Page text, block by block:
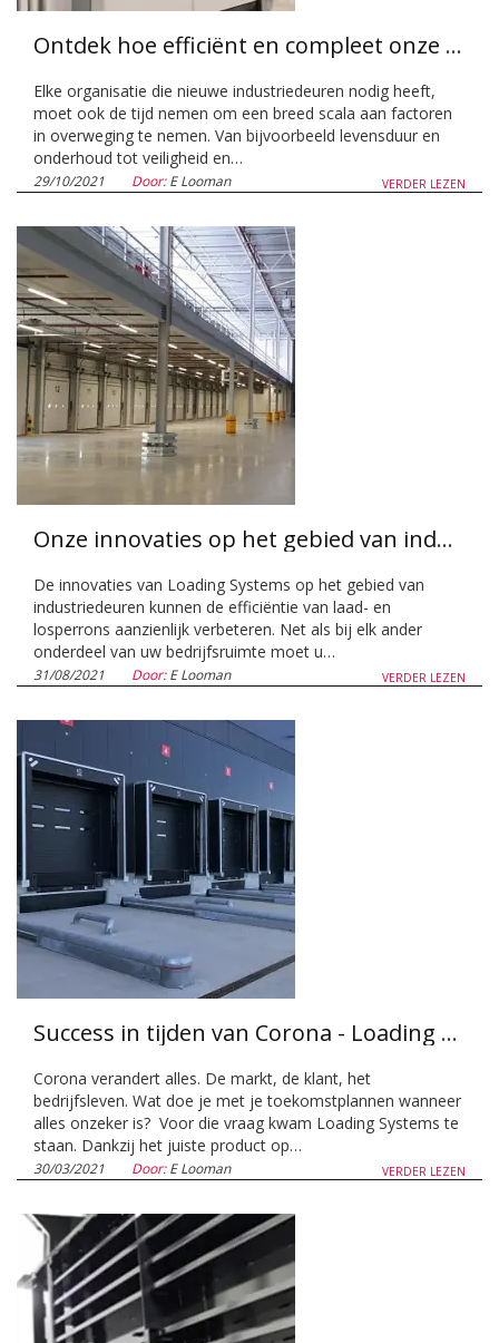
Ontdek hoe efficiënt en compleet onze snelloopdeuren zijn!
Elke organisatie die nieuwe industriedeuren nodig heeft,
moet ook de tijd nemen om een breed scala aan factoren
in overweging te nemen. Van bijvoorbeeld levensduur en
onderhoud tot veiligheid en…
VERDER LEZEN
29/10/2021 Door:E Looman
Onze innovaties op het gebied van industriedeuren
De innovaties van Loading Systems op het gebied van
industriedeuren kunnen de efficiëntie van laad- en
losperrons aanzienlijk verbeteren. Net als bij elk ander
onderdeel van uw bedrijfsruimte moet u…
VERDER LEZEN
31/08/2021 Door:E Looman
Success in tijden van Corona - Loading Systems kiest juist nu voor een grote transitie
Corona verandert alles. De markt, de klant, het
bedrijfsleven. Wat doe je met je toekomstplannen wanneer
alles onzeker is? Voor die vraag kwam Loading Systems te
staan. Dankzij het juiste product op…
VERDER LEZEN
30/03/2021 Door:E Looman